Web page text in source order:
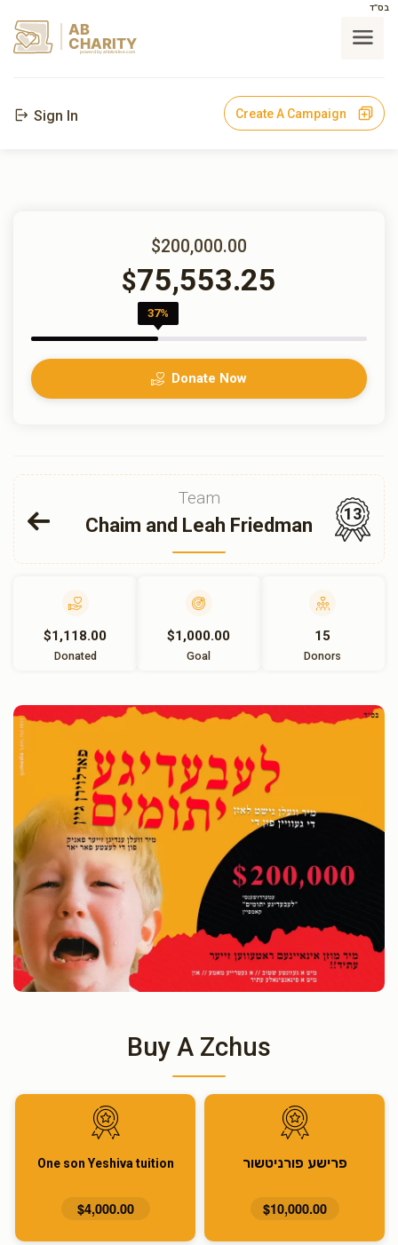
בס"ד
AB
CHARITY
powerd by ahblicklive.com
Sign In Create A Campaign
$200,000.00
$75,553.25
37%
Donate Now
Team
Chaim and Leah Friedman
13
$1,118.00
Donated
$1,000.00
Goal
15
Donors
Buy A Zchus
פרישע פורניטשור
$10,000.00
One son Yeshiva tuition
$4,000.00